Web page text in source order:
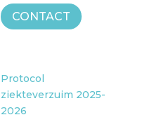
CONTACT
Protocol
ziekteverzuim 2025-
2026